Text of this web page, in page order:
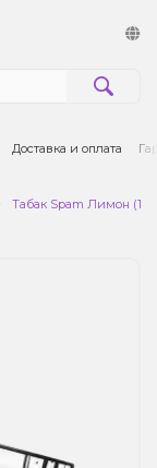
Доставка и оплата
Табак Spam Лимон (100